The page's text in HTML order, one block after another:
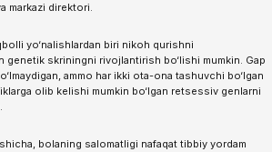
markazi direktori.
yo‘nalishlardan biri nikoh qurishni
genetik skriningni rivojlantirish bo‘lishi mumkin. Gap
ammo har ikki ota-ona tashuvchi bo‘lgan
olib kelishi mumkin bo‘lgan retsessiv genlarni
bolaning salomatligi nafaqat tibbiy yordam